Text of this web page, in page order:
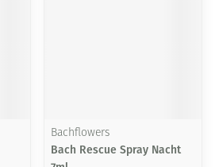
Bachflowers
Bach Rescue Spray Nacht